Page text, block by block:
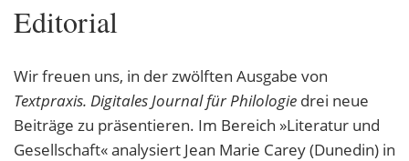
Editorial
Wir freuen uns, in der zwölften Ausgabe von
Textpraxis. Digitales Journal für Philologie drei neue
Beiträge zu präsentieren. Im Bereich »Literatur und
Gesellschaft« analysiert Jean Marie Carey (Dunedin) in